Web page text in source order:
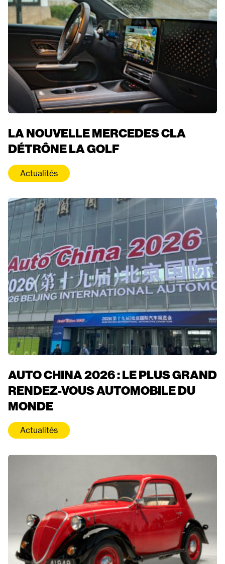
LA NOUVELLE MERCEDES CLA
DÉTRÔNE LA GOLF
Actualités
AUTO CHINA 2026 : LE PLUS GRAND
RENDEZ-VOUS AUTOMOBILE DU
MONDE
Actualités